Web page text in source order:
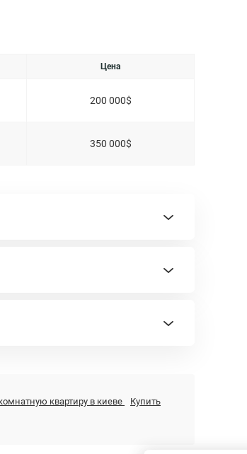
Цена
200 000$
350 000$
квартиру в киеве
Купить